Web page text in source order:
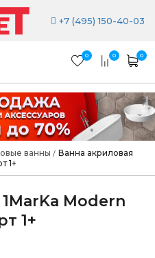
+7 (495) 150-40-03
0 0 0
ванны / Ванна акриловая
1+
Modern
1+